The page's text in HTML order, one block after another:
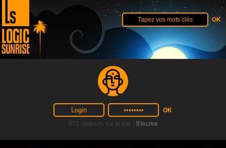
872 visiteurs sur le site | S'incrire